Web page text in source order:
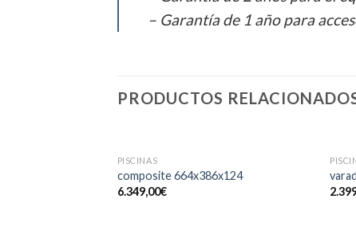
– Garantía de 1 año para
PRODUCTOS
PISCINAS
composite 664x386x124
6.349,00€